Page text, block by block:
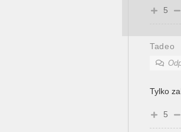
5
Tadeo
Tylko
5